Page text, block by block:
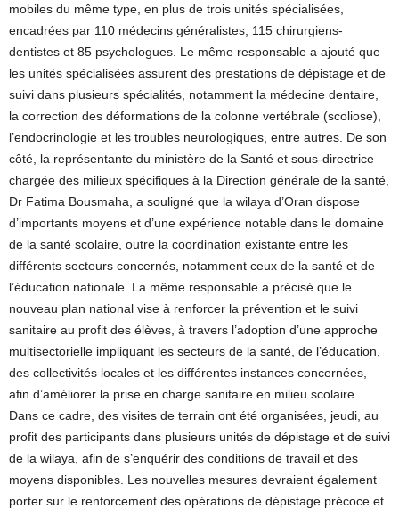
mobiles du même type, en plus de trois unités spécialisées,
encadrées par 110 médecins généralistes, 115 chirurgiens-
dentistes et 85 psychologues. Le même responsable a ajouté que
les unités spécialisées assurent des prestations de dépistage et de
suivi dans plusieurs spécialités, notamment la médecine dentaire,
la correction des déformations de la colonne vertébrale (scoliose),
l’endocrinologie et les troubles neurologiques, entre autres. De son
côté, la représentante du ministère de la Santé et sous-directrice
chargée des milieux spécifiques à la Direction générale de la santé,
Dr Fatima Bousmaha, a souligné que la wilaya d’Oran dispose
d’importants moyens et d’une expérience notable dans le domaine
de la santé scolaire, outre la coordination existante entre les
différents secteurs concernés, notamment ceux de la santé et de
l’éducation nationale. La même responsable a précisé que le
nouveau plan national vise à renforcer la prévention et le suivi
sanitaire au profit des élèves, à travers l’adoption d’une approche
multisectorielle impliquant les secteurs de la santé, de l’éducation,
des collectivités locales et les différentes instances concernées,
afin d’améliorer la prise en charge sanitaire en milieu scolaire.
Dans ce cadre, des visites de terrain ont été organisées, jeudi, au
profit des participants dans plusieurs unités de dépistage et de suivi
de la wilaya, afin de s’enquérir des conditions de travail et des
moyens disponibles. Les nouvelles mesures devraient également
porter sur le renforcement des opérations de dépistage précoce et